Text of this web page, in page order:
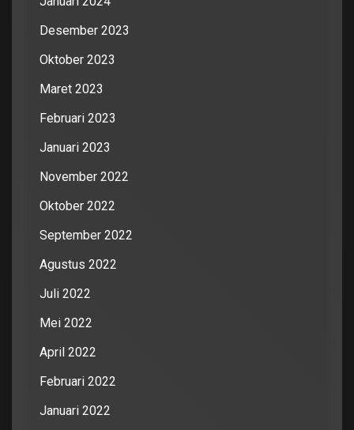
Desember 2023
Oktober 2023
Maret 2023
Februari 2023
Januari 2023
November 2022
Oktober 2022
September 2022
Agustus 2022
Juli 2022
Mei 2022
April 2022
Februari 2022
Januari 2022